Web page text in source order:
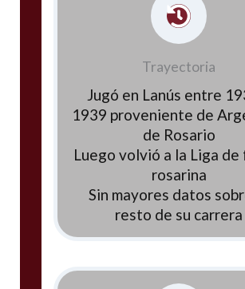
Trayectoria
Jugó en Lanús entre
1939 proveniente de
de Rosario
Luego volvió a la Liga
rosarina
Sin mayores datos
resto de su carrera